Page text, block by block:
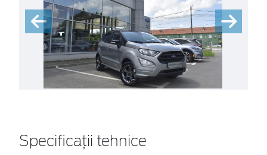
Specificații tehnice